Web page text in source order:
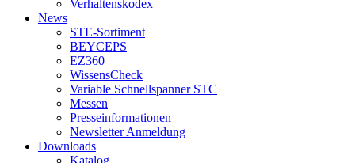
Verhaltenskodex
News
STE-Sortiment
BEYCEPS
EZ360
WissensCheck
Variable Schnellspanner STC
Messen
Presseinformationen
Newsletter Anmeldung
Downloads
Katalog